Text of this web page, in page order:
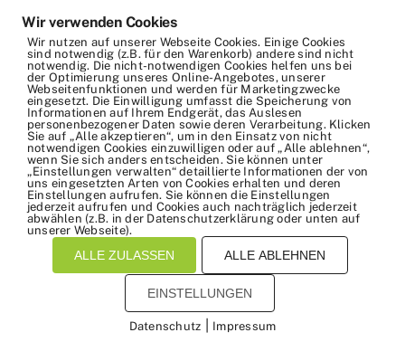
an uns als Seitenbetreiber senden, eine SSL- bzw.
TLS-Verschlüsselung. Eine verschlüsselte
Verbindung erkennen Sie daran, dass die
Adresszeile des Browsers von „http://“ auf
„https://“ wechselt und an dem Schloss-Symbol in
Ihrer Browserzeile.
Wenn die SSL- bzw. TLS-Verschlüsselung aktiviert
ist, können die Daten, die Sie an uns übermitteln,
nicht von Dritten mitgelesen werden.
Widerspruch gegen
Wir verwenden Cookies
Wir nutzen auf unserer Webseite Cookies. Einige Cookies
sind notwendig (z.B. für den Warenkorb) andere sind nicht
notwendig. Die nicht-notwendigen Cookies helfen uns bei
der Optimierung unseres Online-Angebotes, unserer
Webseitenfunktionen und werden für Marketingzwecke
eingesetzt. Die Einwilligung umfasst die Speicherung von
Informationen auf Ihrem Endgerät, das Auslesen
personenbezogener Daten sowie deren Verarbeitung. Klicken
Sie auf „Alle akzeptieren“, um in den Einsatz von nicht
notwendigen Cookies einzuwilligen oder auf „Alle ablehnen“,
wenn Sie sich anders entscheiden. Sie können unter
„Einstellungen verwalten“ detaillierte Informationen der von
uns eingesetzten Arten von Cookies erhalten und deren
Einstellungen aufrufen. Sie können die Einstellungen
jederzeit aufrufen und Cookies auch nachträglich jederzeit
abwählen (z.B. in der Datenschutzerklärung oder unten auf
unserer Webseite).
ALLE ZULASSEN ALLE ABLEHNEN
EINSTELLUNGEN
Datenschutz Impressum